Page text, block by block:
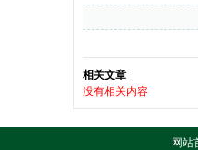
相关文章
没有相关内容
网站